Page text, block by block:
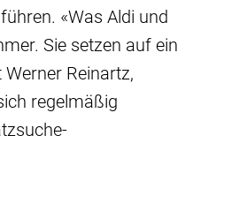
«Was Aldi und
Sie setzen auf ein
Reinartz,
regelmäßig